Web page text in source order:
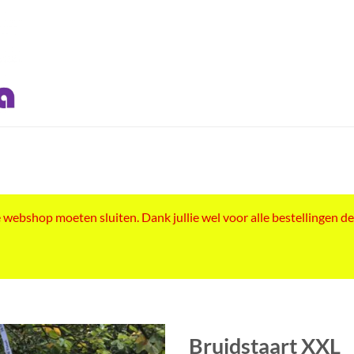
moeten sluiten. Dank jullie wel voor alle bestellingen
Bruidstaart XXL